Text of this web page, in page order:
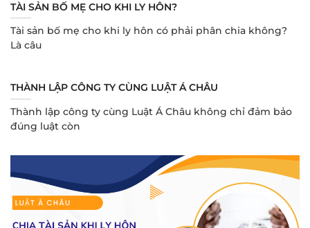
TÀI SẢN BỐ MẸ CHO KHI LY HÔN?
Tài sản bố mẹ cho khi ly hôn có phải phân chia không?
Là câu
THÀNH LẬP CÔNG TY CÙNG LUẬT Á CHÂU
Thành lập công ty cùng Luật Á Châu không chỉ đảm bảo
đúng luật còn